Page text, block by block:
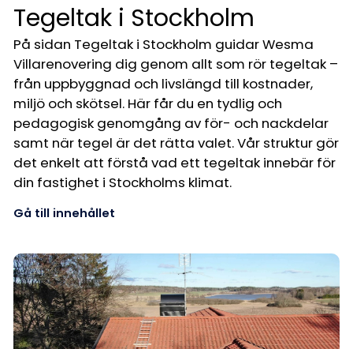
Tegeltak i Stockholm
På sidan Tegeltak i Stockholm guidar Wesma
Villarenovering dig genom allt som rör tegeltak –
från uppbyggnad och livslängd till kostnader,
miljö och skötsel. Här får du en tydlig och
pedagogisk genomgång av för- och nackdelar
samt när tegel är det rätta valet. Vår struktur gör
det enkelt att förstå vad ett tegeltak innebär för
din fastighet i Stockholms klimat.
Gå till innehållet